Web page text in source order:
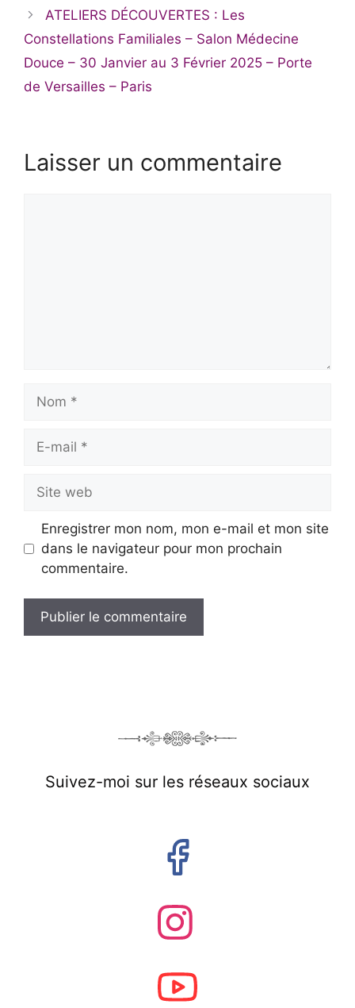
ATELIERS DÉCOUVERTES : Les
Constellations Familiales – Salon Médecine
Douce – 30 Janvier au 3 Février 2025 – Porte
de Versailles – Paris
Laisser un commentaire
mail
web
Enregistrer mon nom, mon e-mail et mon site
dans le navigateur pour mon prochain
commentaire.
Suivez-moi sur les réseaux sociaux